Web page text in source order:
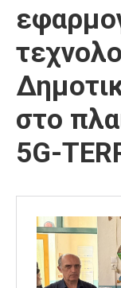
στο
5G-